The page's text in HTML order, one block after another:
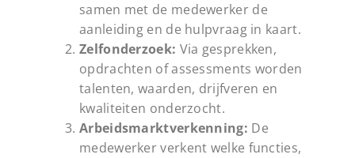
samen met de medewerker de
aanleiding en de hulpvraag in kaart.
Zelfonderzoek: Via gesprekken,
opdrachten of assessments worden
talenten, waarden, drijfveren en
kwaliteiten onderzocht.
Arbeidsmarktverkenning: De
medewerker verkent welke functies,